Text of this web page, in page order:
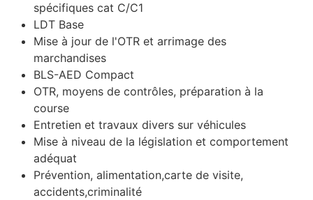
spécifiques cat C/C1
LDT Base
Mise à jour de l'OTR et arrimage des
marchandises
BLS-AED Compact
OTR, moyens de contrôles, préparation à la
course
Entretien et travaux divers sur véhicules
Mise à niveau de la législation et comportement
adéquat
Prévention, alimentation,carte de visite,
accidents,criminalité